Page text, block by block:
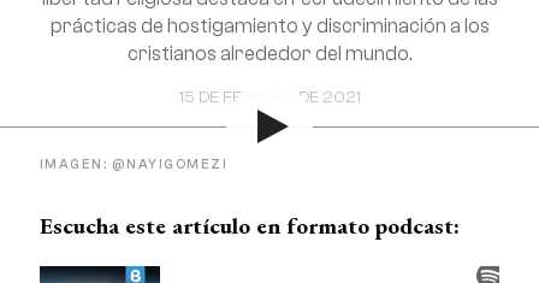
15 DE FEBRERO DE 2021
prácticas de hostigamiento y discriminación a los
cristianos alrededor del mundo.
IMAGEN: @NAYIGOMEZI
Escucha este artículo en formato podcast: